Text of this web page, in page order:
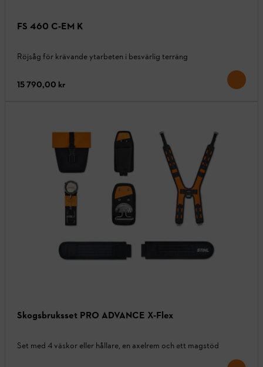
FS 460 C-EM K
Röjsåg för krävande ytarbeten i besvärlig terräng
15 790,00 kr
Skogsbruksset PRO ADVANCE X-Flex
Set med 4 väskor eller hållare, en axelrem och ett magstöd